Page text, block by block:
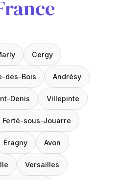
Cergy
des-Bois Andrésy
Denis Villepinte
Ferté-sous-Jouarre
Éragny Avon
Versailles